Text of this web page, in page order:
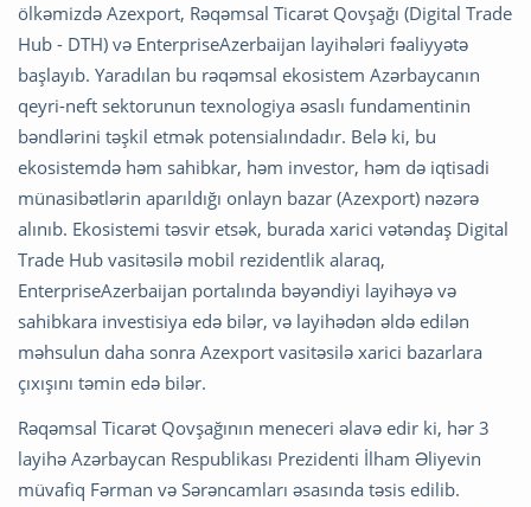
ölkəmizdə Azexport, Rəqəmsal Ticarət Qovşağı (Digital Trade
Hub - DTH) və EnterpriseAzerbaijan layihələri fəaliyyətə
başlayıb. Yaradılan bu rəqəmsal ekosistem Azərbaycanın
qeyri-neft sektorunun texnologiya əsaslı fundamentinin
bəndlərini təşkil etmək potensialındadır. Belə ki, bu
ekosistemdə həm sahibkar, həm investor, həm də iqtisadi
münasibətlərin aparıldığı onlayn bazar (Azexport) nəzərə
alınıb. Ekosistemi təsvir etsək, burada xarici vətəndaş Digital
Trade Hub vasitəsilə mobil rezidentlik alaraq,
EnterpriseAzerbaijan portalında bəyəndiyi layihəyə və
sahibkara investisiya edə bilər, və layihədən əldə edilən
məhsulun daha sonra Azexport vasitəsilə xarici bazarlara
çıxışını təmin edə bilər.
Rəqəmsal Ticarət Qovşağının meneceri əlavə edir ki, hər 3
layihə Azərbaycan Respublikası Prezidenti İlham Əliyevin
müvafiq Fərman və Sərəncamları əsasında təsis edilib.